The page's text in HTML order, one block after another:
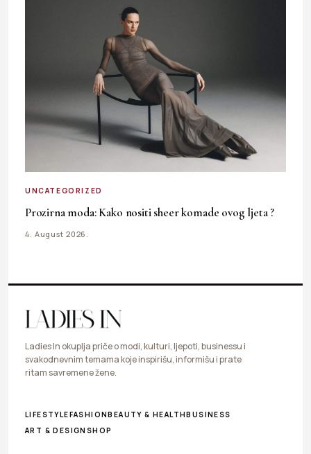
UNCATEGORIZED
Prozirna moda: Kako nositi sheer komade ovog ljeta ?
4. August 2026.
Ladies In okuplja priče o modi, kulturi, ljepoti, businessu i
svakodnevnim temama koje inspirišu, informišu i prate
ritam savremene žene.
LIFESTYLEFASHIONBEAUTY & HEALTHBUSINESS
ART & DESIGN SHOP